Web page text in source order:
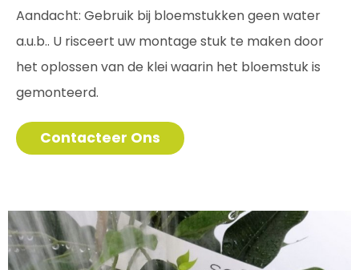
Aandacht: Gebruik bij bloemstukken geen water
a.u.b.. U risceert uw montage stuk te maken door
het oplossen van de klei waarin het bloemstuk is
gemonteerd.
Contacteer Ons